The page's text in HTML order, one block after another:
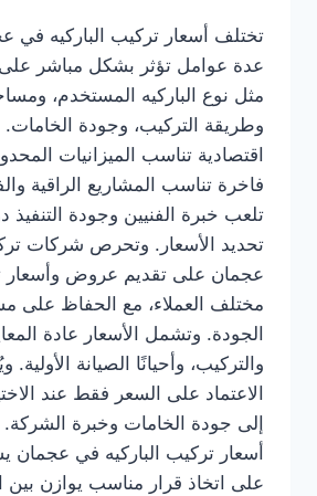
تختلف أسعار تركيب الباركيه في
عدة عوامل تؤثر بشكل مباشر على
مثل نوع الباركيه المستخدم،
وطريقة التركيب، وجودة الخامات.
اقتصادية تناسب الميزانيات
فاخرة تناسب المشاريع الراقية
تلعب خبرة الفنيين وجودة التنفيذ
تحديد الأسعار. وتحرص شركات
عجمان على تقديم عروض وأسعار
مختلف العملاء، مع الحفاظ على
الجودة. وتشمل الأسعار عادة
والتركيب، وأحيانًا الصيانة
الاعتماد على السعر فقط عند
إلى جودة الخامات وخبرة
أسعار تركيب الباركيه في عجمان
على اتخاذ قرار مناسب يوازن بين